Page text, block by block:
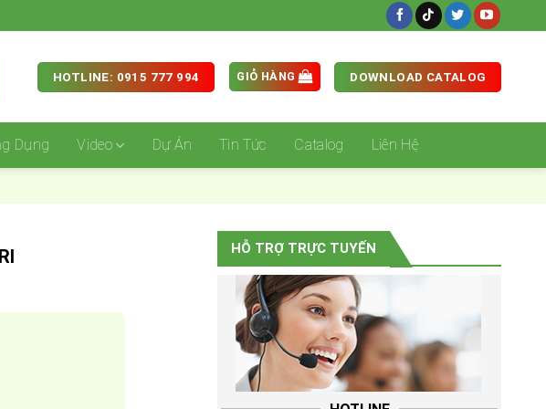
HOTLINE: 0915 777 994 GIỎ HÀNG DOWNLOAD CATALOG
Dụng Video Dự Án Tin Tức Catalog Liên Hệ
HỖ TRỢ TRỰC TUYẾN